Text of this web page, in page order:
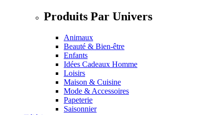
Produits Par Univers
Animaux
Beauté & Bien-être
Enfants
Idées Cadeaux Homme
Loisirs
Maison & Cuisine
Mode & Accessoires
Papeterie
Saisonnier